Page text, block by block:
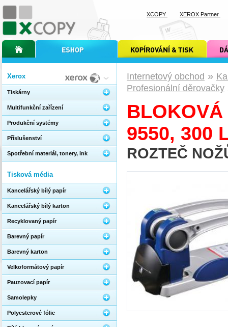
Internetový obchod »
Profesionální děrovačky
BLOKOVÁ
9550, 300
ROZTEČ
Xerox
Tiskárny
Multifunkční zařízení
Produkční systémy
Příslušenství
Spotřební materiál, tonery, ink
Tisková média
Kancelářský bílý papír
Kancelářský bílý karton
Recyklovaný papír
Barevný papír
Barevný karton
Velkoformátový papír
Pauzovací papír
Samolepky
Polyesterové fólie
úvodní stránka xcopyinternetový obchod xcopy kopírování a tisk xcopy dárkové
XCOPY XEROX Partner